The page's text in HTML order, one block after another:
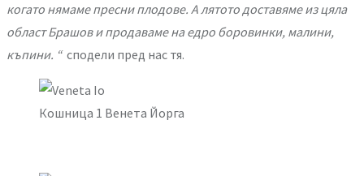
когато нямаме пресни плодове. А лятото доставяме из цяла
област Брашов и продаваме на едро боровинки, малини,
къпини. “сподели пред нас тя.
Кошница 1 Венета Йорга